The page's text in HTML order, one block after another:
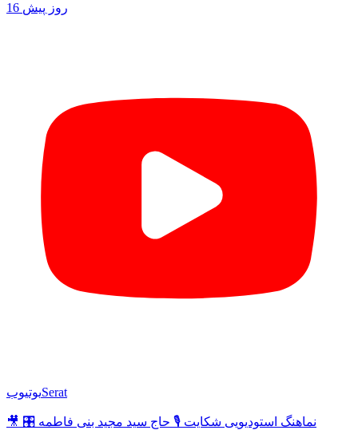
16 روز پیش
یوتیوبSerat
🎥 نماهنگ استودیویی شکایت 🎙 حاج سید مجید بنی فاطمه 🎛